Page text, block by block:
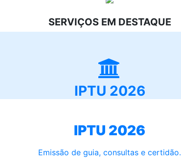
SERVIÇOS EM DESTAQUE
IPTU 2026
IPTU 2026
Emissão de guia, consultas e certidão.